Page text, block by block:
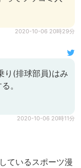
2020-10-06 20時29分
り(排球部員)はみ
。
2020-10-06 20時11分
ているスポーツ漫